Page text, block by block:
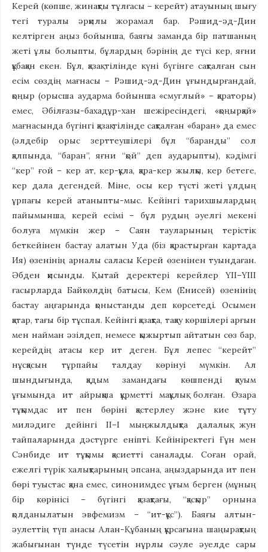
Керей (көпше, жинақты тұлғасы – керейт) атауының шығу
тегі туралы әрқилы жорамал бар. Рәшид-әд-Дин
келтірген аңыз бойынша, баяғы заманда бір патшаның
жеті ұлы болыпты, бұлардың бәрінің де түсі кер, яғни
құбақан екен. Бұл, қазақ тілінде күні бүгінге сақталған сын
есім сөздің мағнасы – Рәшид-әд-Дин ұғындырғандай,
қоңыр (орысша аударма бойынша «смуглый» – қараторы)
емес, Әбілғазы-бахадұр-хан шежіресіндегі, «қоңырқай»
мағнасында бүгінгі қазақ тілінде сақталған «баран» да емес
(әлдебір орыс зерттеушілері бұл “баранды” сол
қалпында, “баран”, яғни “қой” деп аударыпты), кәдімгі
“кер” ғой – кер ат, кер-құла, қара-кер жылқы, кер бетеге,
кер дала дегендей. Міне, осы кер түсті жеті ұлдың
ұрпағы керей атаныпты-мыс. Кейінгі тарихшылардың
пайымынша, керей есімі – бұл рудың әуелгі мекені
болуға мүмкін жер – Саян тауларының терістік
беткейінен бастау алатын Уда (біз қарастырған картада
Ия) өзенінің арналы саласы Керей өзенінен туындаған.
Әбден қисынды. Қытай деректері керейлер ҮІІ–ҮІІІ
ғасырларда Байкөлдің батысы, Кем (Енисей) өзенінің
бастау аңғарында қоныстанды деп көрсетеді. Осымен
қатар, тағы бір тұспал. Кейінгі қазақта, тақау көршілері арғын
мен найман әзілдеп, немесе қыжыртып айтатын сөз бар,
керейдің атасы кер ит деген. Бұл лепес “керейт”
нұсқасын тұрпайы талдау көрінуі мүмкін. Ал
шындығында, қадым замандағы көшпенді қауым
ұғымында ит айрықша құрметті мақұлық болған. Өзара
тұқымдас ит пен бөріні қастерлеу және кие тұту
миләдиге дейінгі ІІ–І мыңжылдықта далалық жун
тайпаларында дәстүрге еніпті. Кейініректегі Ғұн мен
Сәнбиде ит тұқымы қасиетті саналады. Соған орай,
ежелгі түрік халықтарының әпсана, аңыздарында ит пен
бөрі туыстас қана емес, синонимдес ұғым берген (мұның
бір көрінісі – бүгінгі қазақтағы, “қасқыр” орнына
қолданылатын эвфемизм – “ит-құс”). Баяғы алтын-
әулеттің түп анасы Алан-Құбаның құрсағына шаңырақтың
жабығынан түнде түсетін нұрлы сәуле әуелде сары